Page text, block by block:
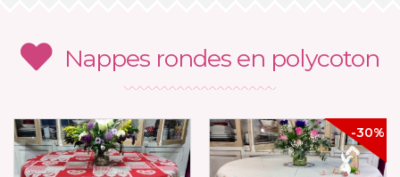
Nappes rondes en polycoton
-30%